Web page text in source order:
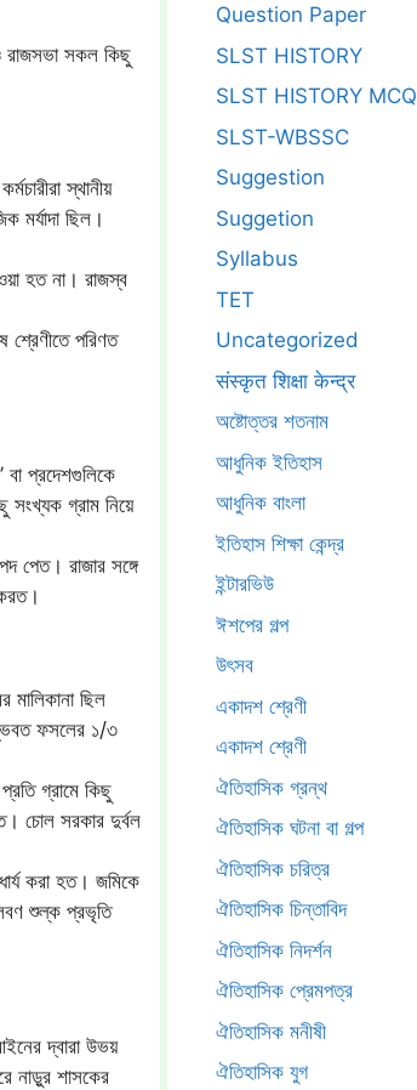
ও রাজসভা সকল কিছু
স্থানীয়
মর্যাদা ছিল।
হত না। রাজস্ব
শ্রেণীতে পরিণত
প্রদেশগুলিকে
সংখ্যক গ্রাম নিয়ে
পেত। রাজার সঙ্গে
ছিল
ফসলের ১/৩
গ্রামে কিছু
চোল সরকার দুর্বল
করা হত। জমিকে
শুল্ক প্রভৃতি
দ্বারা উভয়
নাড়ুর শাসকের
Question Paper
SLST HISTORY
SLST HISTORY MCQ
SLST-WBSSC
Suggestion
Suggetion
Syllabus
TET
Uncategorized
संस्कृत शिक्षा केन्द्र
অষ্টোত্তর শতনাম
আধুনিক ইতিহাস
আধুনিক বাংলা
ইতিহাস শিক্ষা কেন্দ্র
ইন্টারভিউ
ঈশপের গল্প
উৎসব
একাদশ শ্রেণী
একাদশ শ্রেণী
ঐতিহাসিক গ্রন্থ
ঐতিহাসিক ঘটনা বা গল্প
ঐতিহাসিক চরিত্র
ঐতিহাসিক চিন্তাবিদ
ঐতিহাসিক নিদর্শন
ঐতিহাসিক প্রেমপত্র
ঐতিহাসিক মনীষী
ঐতিহাসিক যুগ